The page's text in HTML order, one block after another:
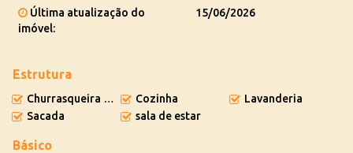
Última atualização do
imóvel:
15/06/2026
Estrutura
Churrasqueira privadaCozinha
Lavanderia
Sacada
sala de estar
Básico